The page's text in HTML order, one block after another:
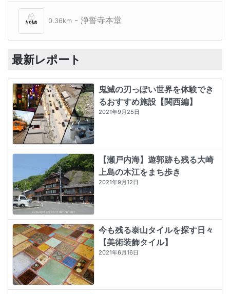
0.36km - 浄誓寺本堂
最新レポート
鬼滅の刃っぽい世界を体験でき
るおすすめ施設【関西編】
2021年9月25日
【瀬戸内海】遊郭跡も残る大崎
上島の木江をまち歩き
2021年9月12日
今も残る泰山タイルを探す日々
【美術装飾タイル】
2021年6月16日